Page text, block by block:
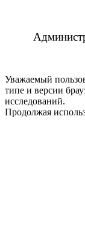
Уважаемый
типе и версии
исследований.
Продолжая